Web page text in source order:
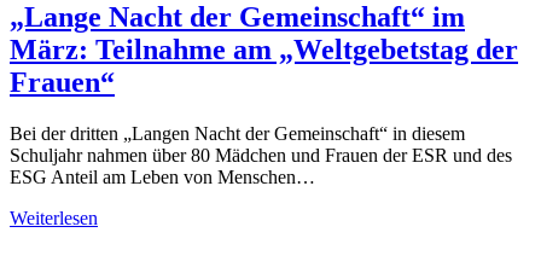
„Lange Nacht der Gemeinschaft“ im
März: Teilnahme am „Weltgebetstag der
Frauen“
Bei der dritten „Langen Nacht der Gemeinschaft“ in diesem
Schuljahr nahmen über 80 Mädchen und Frauen der ESR und des
ESG Anteil am Leben von Menschen…
Weiterlesen